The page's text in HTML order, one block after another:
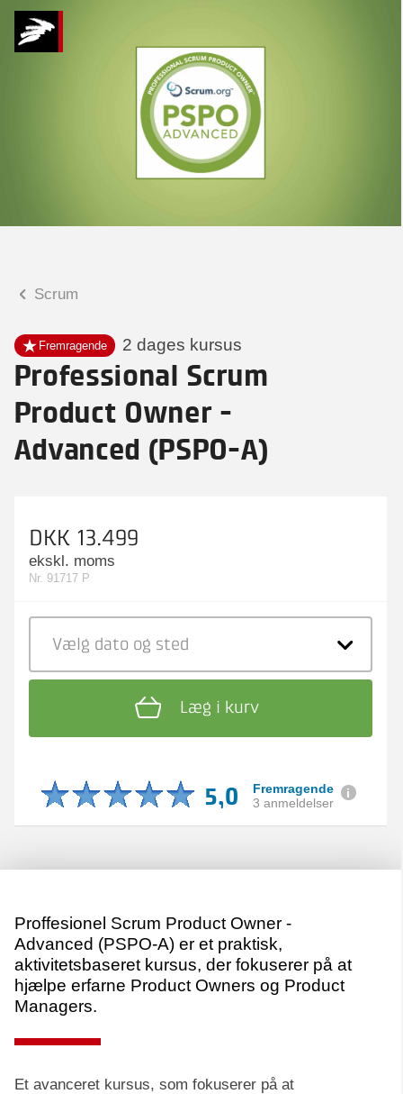
Scrum
Fremragende 2 dages kursus
Professional Scrum
Product Owner -
Advanced (PSPO-A)
DKK 13.499
ekskl. moms
Nr. 91717 P
Vælg dato og sted
Læg i kurv
5,0
Fremragende
3 anmeldelser
Praktiske spørgsmål
Spørgsmål til tilmelding, forplejning,
afholdelsessted m.m.
Hvad kan vi hjælpe
dig med?
Proffesionel Scrum Product Owner -
Advanced (PSPO-A) er et praktisk,
aktivitetsbaseret kursus, der fokuserer på at
hjælpe erfarne Product Owners og Product
Managers.
Et avanceret kursus, som fokuserer på at